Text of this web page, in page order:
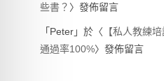
些書？ 〉發佈留言
「 Peter」於〈 【私人教練
通過率100%〉發佈留言